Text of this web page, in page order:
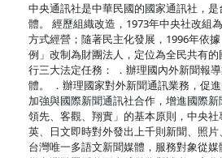
中央通訊社是中華民國的國家通訊社，
體。 經歷組織改造，1973年中央社改組
方式經營；隨著民主化發展，1996年依
例」改制為財團法人，定位為全民共有
行三大法定任務： ．辦理國內外新聞報
體。 ．辦理國家對外新聞通訊業務，促
加強與國際新聞通訊社合作，增進國際新
領先、客觀、翔實」的基本原則，中央社
英、日文即時對外發出上千則新聞、照
台灣唯一多語文新聞媒體，服務對象從媒